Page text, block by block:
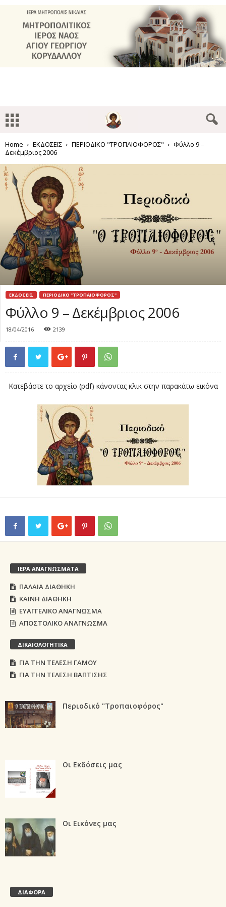
Home ΕΚΔΟΣΕΙΣ ΠΕΡΙΟΔΙΚΟ "ΤΡΟΠΑΙΟΦΟΡΟΣ"
Φύλλο 9 –
Δεκέμβριος 2006
ΕΚΔΟΣΕΙΣ ΠΕΡΙΟΔΙΚΟ "ΤΡΟΠΑΙΟΦΟΡΟΣ"
Φύλλο 9 – Δεκέμβριος 2006
18/04/2016 2139
Κατεβάστε το αρχείο (pdf) κάνοντας κλικ στην παρακάτω εικόνα
ΙΕΡΑ ΑΝΑΓΝΩΣΜΑΤΑ
ΠΑΛΑΙΑ ΔΙΑΘΗΚΗ
ΚΑΙΝΗ ΔΙΑΘΗΚΗ
ΕΥΑΓΓΕΛΙΚΟ ΑΝΑΓΝΩΣΜΑ
ΑΠΟΣΤΟΛΙΚΟ ΑΝΑΓΝΩΣΜΑ
ΔΙΚΑΙΟΛΟΓΗΤΙΚΑ
ΓΙΑ ΤΗΝ ΤΕΛΕΣΗ ΓΑΜΟΥ
ΓΙΑ ΤΗΝ ΤΕΛΕΣΗ ΒΑΠΤΙΣΗΣ
Περιοδικό "Τροπαιοφόρος"
Οι Εκδόσεις μας
Οι Εικόνες μας
ΔΙΑΦΟΡΑ